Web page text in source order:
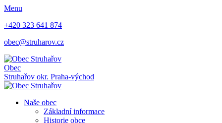
Menu
+420 323 641 874
obec@struharov.cz
Obec
Struhařov okr. Praha-východ
Naše obec
Základní informace
Historie obce